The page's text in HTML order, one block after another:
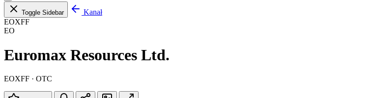
Toggle Sidebar
Kanał
EOXFF
EO
Euromax Resources Ltd.
EOXFF · OTC